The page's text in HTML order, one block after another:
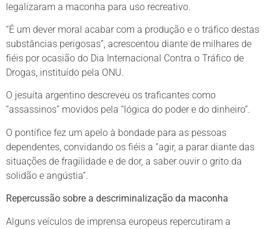
legalizaram a maconha para uso recreativo.
“É um dever moral acabar com a produção e o tráfico destas
substâncias perigosas”, acrescentou diante de milhares de
fiéis por ocasião do Dia Internacional Contra o Tráfico de
Drogas, instituído pela ONU.
O jesuíta argentino descreveu os traficantes como
“assassinos” movidos pela “lógica do poder e do dinheiro”.
O pontífice fez um apelo à bondade para as pessoas
dependentes, convidando os fiéis a “agir, a parar diante das
situações de fragilidade e de dor, a saber ouvir o grito da
solidão e angústia”.
Repercussão sobre a descriminalização da maconha
Alguns veículos de imprensa europeus repercutiram a